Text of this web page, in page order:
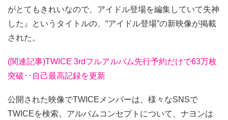
がとてもきれいなので、アイドル登場を編集していて失神
した』というタイトルの、“アイドル登場”の新映像が掲載
された。
(関連記事)TWICE 3rdフルアルバム先行予約だけで63万枚
突破‥自己最高記録を更新
公開された映像でTWICEメンバーは、様々なSNSで
TWICEを検索。アルバムコンセプトについて、ナヨンは